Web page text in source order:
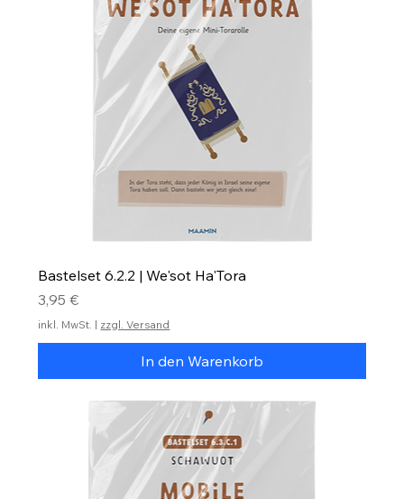
Bastelset 6.2.2 | We'sot Ha'Tora
Preis
3,95 €
inkl. MwSt. | zzgl. Versand
In den Warenkorb